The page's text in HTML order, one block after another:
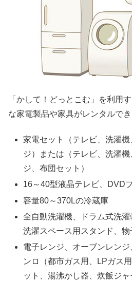
「かして！どっとこむ」を利用
な家電製品や家具がレンタルでき
家電セット（テレビ、洗濯
ジ）または（テレビ、洗濯
ジ、布団セット）
16～40型液晶テレビ、DVD
容量80～370Lの冷蔵庫
全自動洗濯機、ドラム式洗濯
洗濯スペース用スタンド、物
電子レンジ、オーブンレン
ンロ（都市ガス用、LPガス
ット、湯沸かし器、炊飯ジ